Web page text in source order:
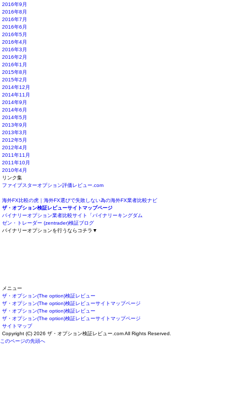
2016年9月
2016年8月
2016年7月
2016年6月
2016年5月
2016年4月
2016年3月
2016年2月
2016年1月
2015年8月
2015年2月
2014年12月
2014年11月
2014年9月
2014年6月
2014年5月
2013年9月
2013年3月
2012年5月
2012年4月
2011年11月
2011年10月
2010年4月
リンク集
ファイブスターオプション評価レビュー.com
海外FX比較の虎｜海外FX選びで失敗しない為の海外FX業者比較ナビ
ザ・オプション検証レビューサイトマップページ
バイナリーオプション業者比較サイト「バイナリーキングダム
ゼン・トレーダー (zentrader)検証ブログ
バイナリーオプションを行うならコチラ▼
メニュー
ザ・オプション(The option)検証レビュー
ザ・オプション(The option)検証レビューサイトマップページ
ザ・オプション(The option)検証レビュー
ザ・オプション(The option)検証レビューサイトマップページ
サイトマップ
Copyright (C) 2026 ザ・オプション検証レビュー.comAll Rights Reserved.
このページの先頭へ